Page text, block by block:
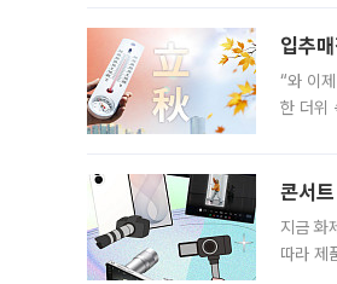
입추
“와 이
한 더위
콘서
지금 화
따라 제